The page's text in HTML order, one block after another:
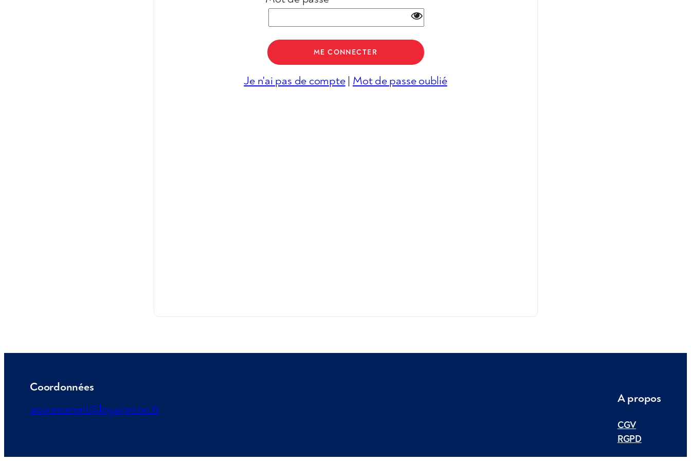
Je n'ai pas de compte| Mot de passe oublié
Coordonnées
abonnement@legalprime.fr
A propos
CGV
RGPD